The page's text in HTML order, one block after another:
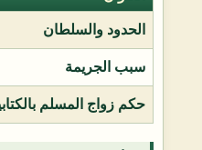
الحدود والسلطان
سبب الجريمة
حكم زواج المسلم